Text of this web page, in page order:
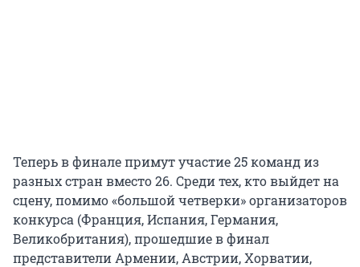
Теперь в финале примут участие 25 команд из
разных стран вместо 26. Среди тех, кто выйдет на
сцену, помимо «большой четверки» организаторов
конкурса (Франция, Испания, Германия,
Великобритания), прошедшие в финал
представители Армении, Австрии, Хорватии,